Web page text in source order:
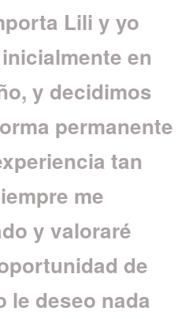
Lili y yo
en
y decidimos
permanente
tan
me
y valoraré
de
le deseo nada